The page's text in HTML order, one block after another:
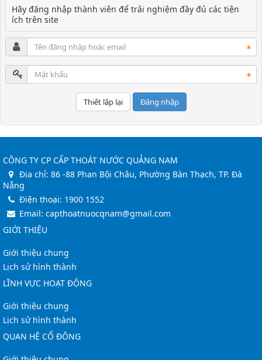
Hãy đăng nhập thành viên để trải nghiệm đầy đủ các tiện
ích trên site
Đăng nhập
CÔNG TY CP CẤP THOÁT NƯỚC QUẢNG NAM
Địa chỉ: 86 -88 Phan Bội Châu, Phường Bàn Thạch, TP. Đà
Nẵng
Điện thoại: 1900 1552
Email: capthoatnuocqnam@gmail.com
GIỚI THIỆU
Giới thiệu chung
Lịch sử hình thành
LĨNH VỰC HOẠT ĐỘNG
Giới thiệu chung
Lịch sử hình thành
QUAN HỆ CỔ ĐÔNG